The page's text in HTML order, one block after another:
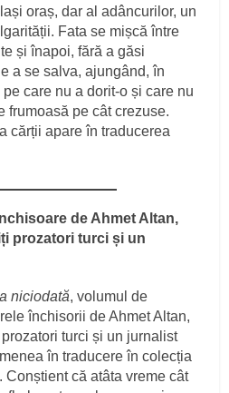
oraș, dar al adâncurilor, un
Fata se mișcă între
și înapoi, fără a găsi
a se salva, ajungând, în
care nu a dorit-o și care nu
frumoasă pe cât crezuse.
cărții apare în traducerea
de Ahmet Altan,
prozatori turci și un
niciodată, volumul de
închisorii de Ahmet Altan,
turci și un jurnalist
în traducere în colecția
că atâta vreme cât